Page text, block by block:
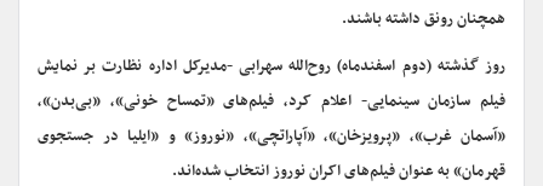
همچنان رونق داشته باشند.
روز گذشته (دوم اسفندماه) روح‌الله سهرابی -مدیرکل اداره نظارت بر نمایش
فیلم سازمان سینمایی- اعلام کرد، فیلم‌های «تمساح خونی»، «بی‌بدن»،
«آسمان غرب»، «پرویزخان»، «آپاراتچی»، «نوروز» و «ایلیا در جستجوی
قهرمان» به عنوان فیلم‌های اکران نوروز انتخاب شده‌اند.